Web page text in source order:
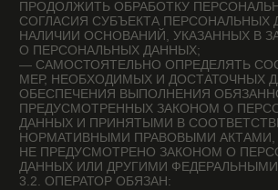
РАСКРЫТИЯ ТАКИХ ПЕРСОНАЛЬНЫХ ДАННЫХ. ПЕРЕЧЕНЬ
ИНФОРМАЦИИ И ПОРЯДОК ЕЕ ПОЛУЧЕНИЯ УСТАНОВЛЕН
ЗАКОНОМ О ПЕРСОНАЛЬНЫХ ДАННЫХ;
— ТРЕБОВАТЬ ОТ ОПЕРАТОРА УТОЧНЕНИЯ ЕГО
ПЕРСОНАЛЬНЫХ ДАННЫХ, ИХ БЛОКИРОВАНИЯ ИЛИ
УНИЧТОЖЕНИЯ В СЛУЧАЕ, ЕСЛИ ПЕРСОНАЛЬНЫЕ
ДАННЫЕ ЯВЛЯЮТСЯ НЕПОЛНЫМИ, УСТАРЕВШИМИ,
НЕТОЧНЫМИ, НЕЗАКОННО ПОЛУЧЕННЫМИ ИЛИ
НЕ ЯВЛЯЮТСЯ НЕОБХОДИМЫМИ ДЛЯ ЗАЯВЛЕННОЙ ЦЕЛИ
ОБРАБОТКИ, А ТАКЖЕ ПРИНИМАТЬ ПРЕДУСМОТРЕННЫЕ
ЗАКОНОМ МЕРЫ ПО ЗАЩИТЕ СВОИХ ПРАВ;
— ВЫДВИГАТЬ УСЛОВИЕ ПРЕДВАРИТЕЛЬНОГО СОГЛАСИЯ
ПРИ ОБРАБОТКЕ ПЕРСОНАЛЬНЫХ ДАННЫХ В ЦЕЛЯХ
ПРОДВИЖЕНИЯ НА РЫНКЕ ТОВАРОВ, РАБОТ И УСЛУГ;
— НА ОТЗЫВ СОГЛАСИЯ НА ОБРАБОТКУ ПЕРСОНАЛЬНЫХ
ДАННЫХ, А ТАКЖЕ, НА НАПРАВЛЕНИЕ ТРЕБОВАНИЯ
О ПРЕКРАЩЕНИИ ОБРАБОТКИ ПЕРСОНАЛЬНЫХ ДАННЫХ;
— ОБЖАЛОВАТЬ В УПОЛНОМОЧЕННЫЙ ОРГАН